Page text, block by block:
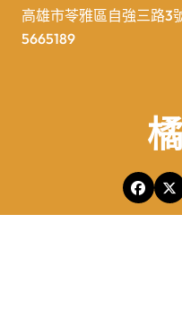
高雄市苓雅區自強三路3
5665189